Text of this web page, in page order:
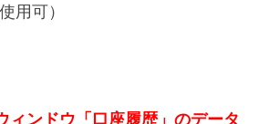
用可）
ィンドウ「口座履歴」のデータ